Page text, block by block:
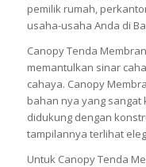
pemilik rumah,
usaha-usaha Anda di
Canopy Tenda
memantulkan sinar
cahaya. Canopy
bahan nya yang
didukung dengan
tampilannya terlihat
Untuk Canopy Tenda